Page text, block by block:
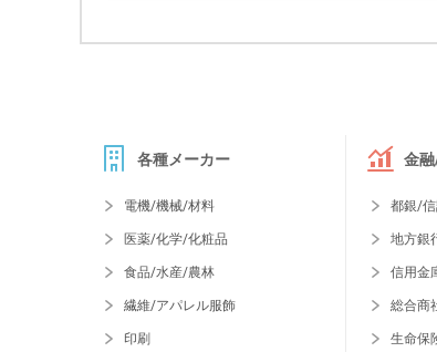
各種メーカー
電機/機械/材料
医薬/化学/化粧品
食品/水産/農林
繊維/アパレル服飾
印刷
金
都銀/
地方銀
信用金
総合商
生命保